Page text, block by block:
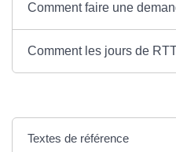
Comment faire une
Comment les jours de
Textes de référence